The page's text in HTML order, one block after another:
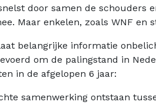
door samen de schouders
Maar enkelen, zoals WNF en
belangrijke informatie
om de palingstand in
in de afgelopen 6 jaar:
samenwerking ontstaan